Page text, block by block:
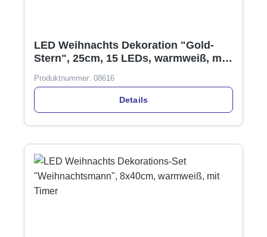
LED Weihnachts Dekoration "Gold-
Stern", 25cm, 15 LEDs, warmweiß, mit
Produktnummer: 08616
Details